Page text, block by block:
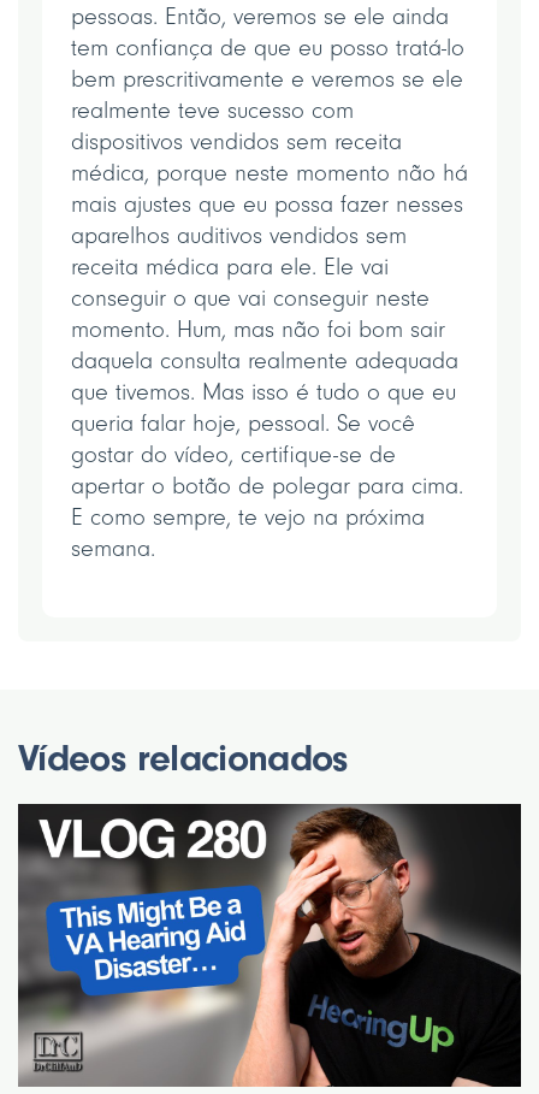
pessoas. Então, veremos se ele ainda
tem confiança de que eu posso tratá-lo
bem prescritivamente e veremos se ele
realmente teve sucesso com
dispositivos vendidos sem receita
médica, porque neste momento não há
mais ajustes que eu possa fazer nesses
aparelhos auditivos vendidos sem
receita médica para ele. Ele vai
conseguir o que vai conseguir neste
momento. Hum, mas não foi bom sair
daquela consulta realmente adequada
que tivemos. Mas isso é tudo o que eu
queria falar hoje, pessoal. Se você
gostar do vídeo, certifique-se de
apertar o botão de polegar para cima.
E como sempre, te vejo na próxima
semana.
Vídeos relacionados